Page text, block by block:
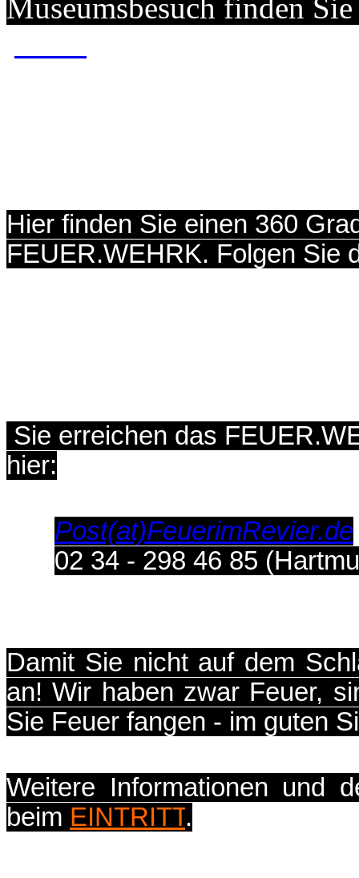
Museumsbesuch finden
Hier finden Sie einen 360
FEUER.WEHRK. Folgen Sie
Sie erreichen das
hier:
Post(at)FeuerimRevier.de
02 34 - 298 46 85
Damit Sie nicht auf dem
an! Wir haben zwar Feuer,
Sie Feuer fangen - im guten
Weitere Informationen und
beim EINTRITT.